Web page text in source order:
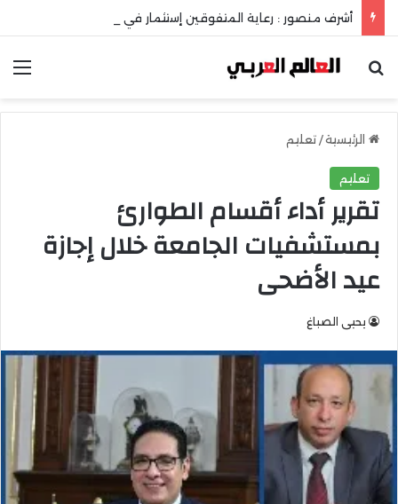
بحث عن
الرئيسية/ تعليم
تعليم
تقرير أداء أقسام الطوارئ
بمستشفيات الجامعة خلال إجازة
عيد الأضحى
يحيى الصباغ